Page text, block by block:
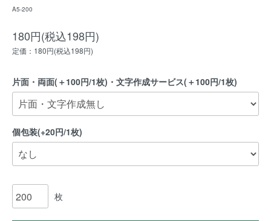
A5-200
180円(税込198円)
定価：180円(税込198円)
片面・両面(＋100円/1枚)・文字作成サービス(＋100円/1枚)
個包装(+20円/1枚)
枚